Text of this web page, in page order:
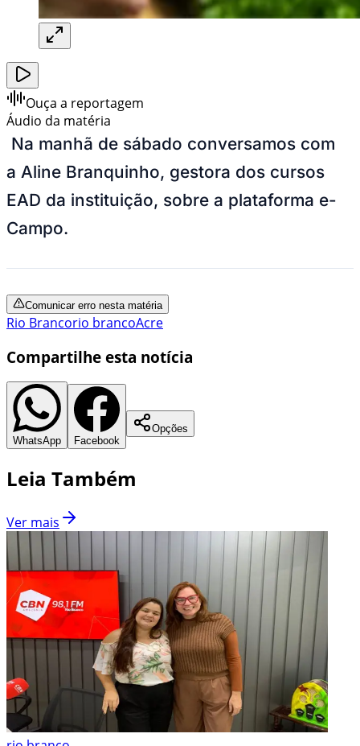
Ouça a reportagem
Áudio da matéria
Na manhã de sábado conversamos com
a Aline Branquinho, gestora dos cursos
EAD da instituição, sobre a plataforma e-
Campo.
Comunicar erro nesta matéria
Rio Brancorio brancoAcre
Compartilhe esta notícia
WhatsApp Facebook
Opções
Leia Também
Ver mais